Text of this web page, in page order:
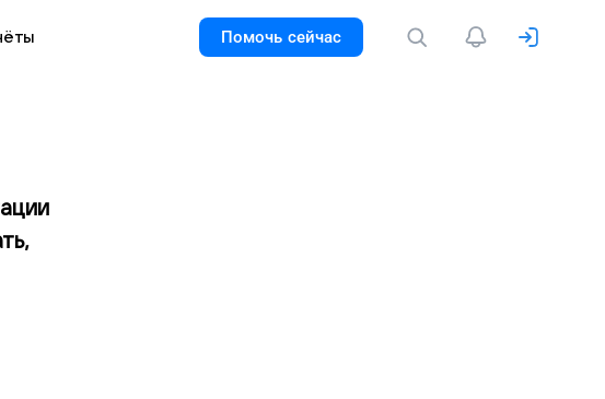
Помочь сейчас